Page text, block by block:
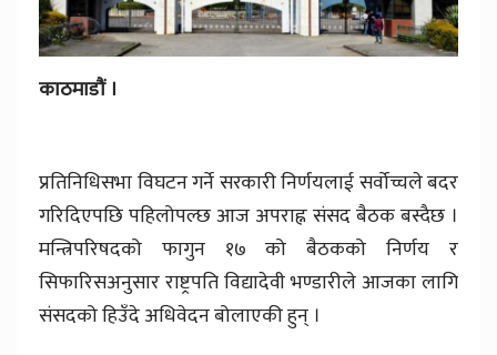
काठमाडाैं ।
प्रतिनिधिसभा विघटन गर्ने सरकारी निर्णयलाई सर्वोच्चले बदर
गरिदिएपछि पहिलोपल्छ आज अपराह्न संसद बैठक बस्दैछ ।
मन्त्रिपरिषदको फागुन १७ को बैठकको निर्णय र
सिफारिसअनुसार राष्ट्रपति विद्यादेवी भण्डारीले आजका लागि
संसदको हिउँदे अधिवेदन बोलाएकी हुन् ।